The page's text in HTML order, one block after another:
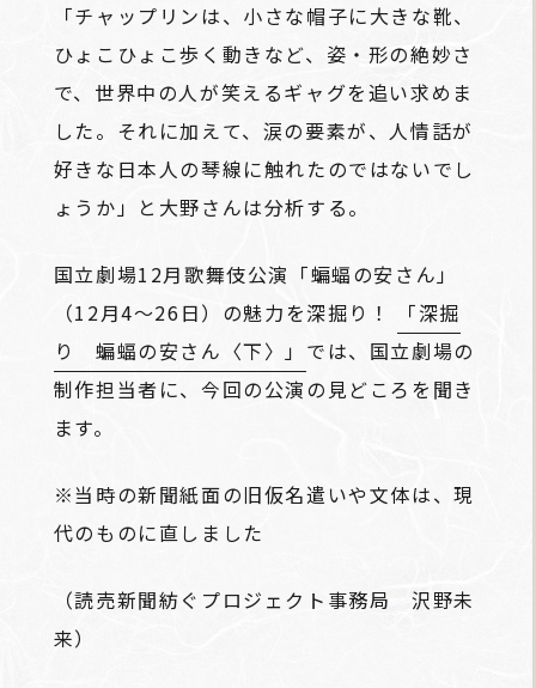
「チャップリンは、小さな帽子に大きな靴、
ひょこひょこ歩く動きなど、姿・形の絶妙さ
で、世界中の人が笑えるギャグを追い求めま
した。それに加えて、涙の要素が、人情話が
好きな日本人の琴線に触れたのではないでし
ょうか」と大野さんは分析する。
国立劇場12月歌舞伎公演「蝙蝠の安さん」
（12月4～26日）の魅力を深掘り！
「深掘
り 蝙蝠の安さん〈下〉」 では、国立劇場の
制作担当者に、今回の公演の見どころを聞き
ます。
※当時の新聞紙面の旧仮名遣いや文体は、現
代のものに直しました
（読売新聞紡ぐプロジェクト事務局 沢野未
来）